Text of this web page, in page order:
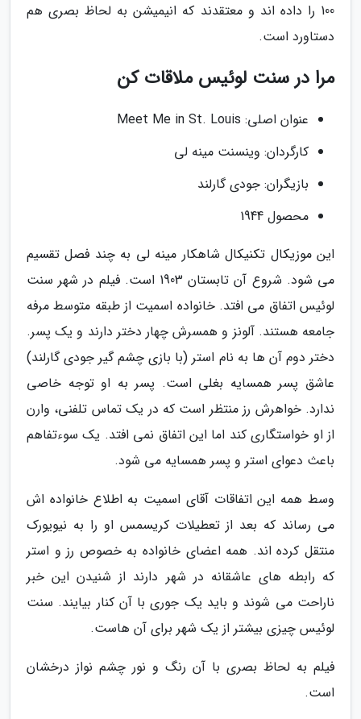
100 را داده اند و معتقدند که انیمیشن به لحاظ بصری هم
دستاورد است.
مرا در سنت لوئیس ملاقات کن
عنوان اصلی: Meet Me in St. Louis
کارگردان: وینسنت مینه لی
بازیگران: جودی گارلند
محصول 1944
این موزیکال تکنیکال شاهکار مینه لی به چند فصل تقسیم
می شود. شروع آن تابستان 1903 است. فیلم در شهر سنت
لوئیس اتفاق می افتد. خانواده اسمیت از طبقه متوسط مرفه
جامعه هستند. آلونز و همسرش چهار دختر دارند و یک پسر.
دختر دوم آن ها به نام استر (با بازی چشم گیر جودی گارلند)
عاشق پسر همسایه بغلی است. پسر به او توجه خاصی
ندارد. خواهرش رز منتظر است که در یک تماس تلفنی، وارن
از او خواستگاری کند اما این اتفاق نمی افتد. یک سوءتفاهم
باعث دعوای استر و پسر همسایه می شود.
وسط همه این اتفاقات آقای اسمیت به اطلاع خانواده اش
می رساند که بعد از تعطیلات کریسمس او را به نیویورک
منتقل کرده اند. همه اعضای خانواده به خصوص رز و استر
که رابطه های عاشقانه در شهر دارند از شنیدن این خبر
ناراحت می شوند و باید یک جوری با آن کنار بیایند. سنت
لوئیس چیزی بیشتر از یک شهر برای آن هاست.
فیلم به لحاظ بصری با آن رنگ و نور چشم نواز درخشان
است.